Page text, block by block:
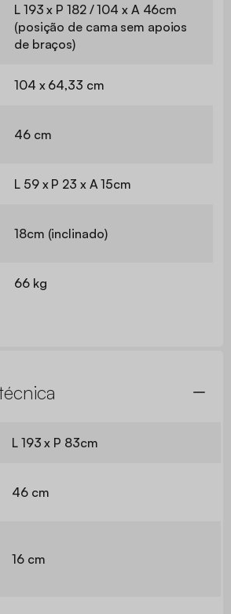
L 193 x P 182 / 104 x A 46cm
(posição de cama sem apoios
de braços)
104 x 64,33 cm
46 cm
L 59 x P 23 x A 15cm
18cm (inclinado)
66 kg
L 193 x P 83cm
46 cm
16 cm